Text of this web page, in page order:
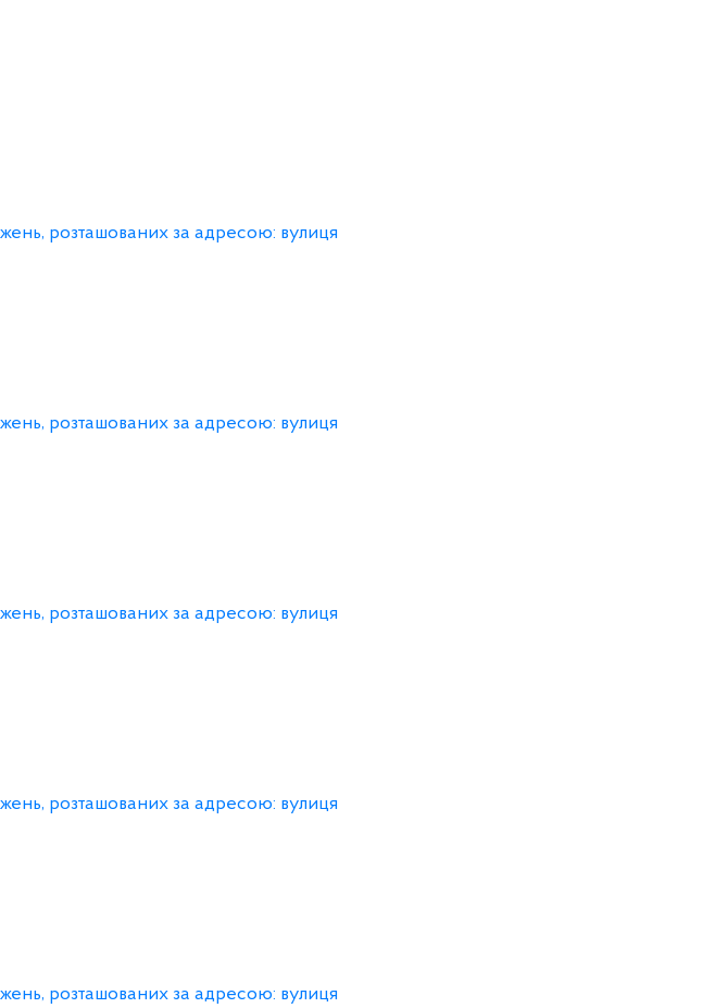
розташованих за адресою: вулиця
розташованих за адресою: вулиця
розташованих за адресою: вулиця
розташованих за адресою: вулиця
розташованих за адресою: вулиця